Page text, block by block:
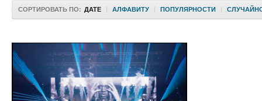
СОРТИРОВАТЬ ПО: ДАТЕ | АЛФАВИТУ | ПОПУЛЯРНОСТИ |